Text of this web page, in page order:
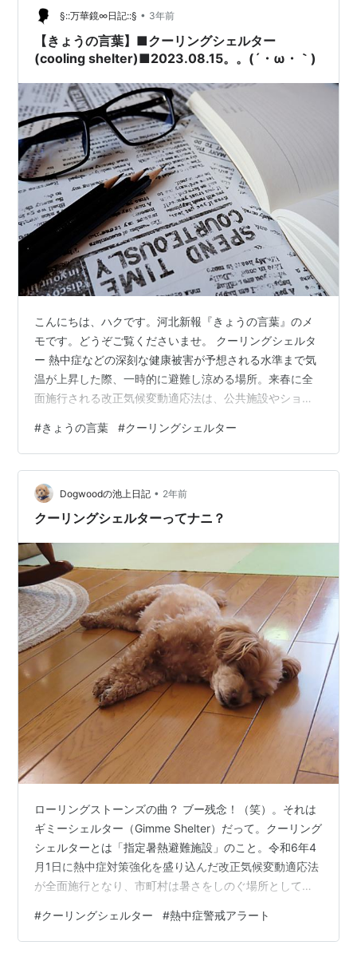
§::万華鏡∞日記::§ • 3年前
【きょうの言葉】■クーリングシェルター
(cooling shelter)■2023.08.15。。(´・ω・｀)
こんにちは、ハクです。河北新報『きょうの言葉』のメ
モです。どうぞご覧くださいませ。 クーリングシェルタ
ー 熱中症などの深刻な健康被害が予想される水準まで気
温が上昇した際、一時的に避難し涼める場所。来春に全
面施行される改正気候変動適応法は、公共施設やショッ
るよう自治体に求めている。 指定施設は、熱中症の「特
別警戒情報」が発令された場合に避難場所として開放す
ることが義務付けられる。環境省が指定対象となる施設
の面積や冷房の設定温度などを検討。東京都墨田区など
100市区町村以上で先行して設置が求められている。 河
#きょうの言葉 #クーリングシェルター
Dogwoodの池上日記 • 2年前
クーリングシェルターってナニ？
ローリングストーンズの曲？ ブー残念！（笑）。それは
ギミーシェルター（Gimme Shelter）だって。クーリング
シェルターとは「指定暑熱避難施設」のこと。令和6年4
月1日に熱中症対策強化を盛り込んだ改正気候変動適応法
が全面施行となり、市町村は暑さをしのぐ場所として
の職場の近くにも、めでたくクーリングシェルターが開
設、熱中症警戒アラートが出た日には、キンキンに冷や
#クーリングシェルター #熱中症警戒アラート